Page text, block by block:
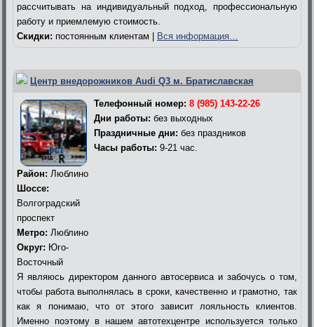
рассчитывать на индивидуальный подход, профессиональную
работу и приемлемую стоимость.
Скидки: постоянным клиентам | Вся информация…
Центр внедорожников Audi Q3 м. Братиславская
Телефонный номер: 8 (985) 143-22-26
Дни работы: без выходных
Праздничные дни: без праздников
Часы работы: 9-21 час.
Район: Люблино
Шоссе:
Волгоградский
проспект
Метро: Люблино
Округ: Юго-
Восточный
Я являюсь директором данного автосервиса и забочусь о том,
чтобы работа выполнялась в сроки, качественно и грамотно, так
как я понимаю, что от этого зависит лояльность клиентов.
Именно поэтому в нашем автотехцентре используется только